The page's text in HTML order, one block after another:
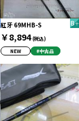
紅牙 69MHB-S
￥8,894(税込)
NEW
#中古品